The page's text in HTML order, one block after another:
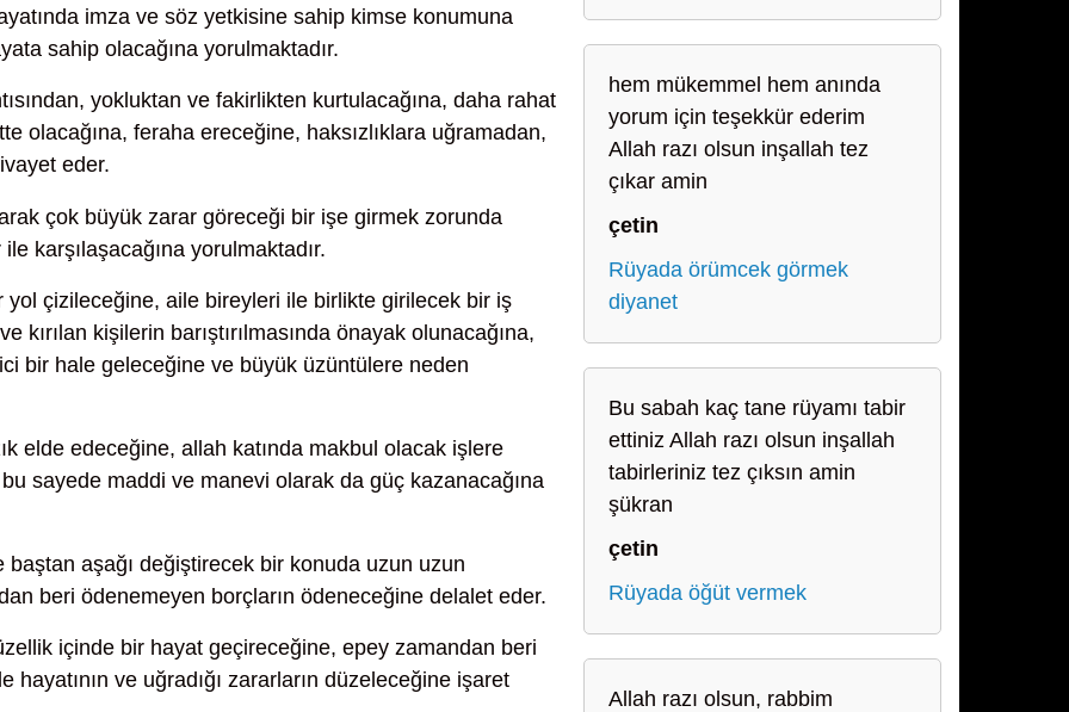
imza ve söz yetkisine sahip kimse konumuna
sahip olacağına yorulmaktadır.
yokluktan ve fakirlikten kurtulacağına, daha rahat
olacağına, feraha ereceğine, haksızlıklara uğramadan,
eder.
çok büyük zarar göreceği bir işe girmek zorunda
karşılaşacağına yorulmaktadır.
yol çizileceğine, aile bireyleri ile birlikte girilecek bir iş
kişilerin barıştırılmasında önayak olunacağına,
bir hale geleceğine ve büyük üzüntülere neden
elde edeceğine, allah katında makbul olacak işlere
sayede maddi ve manevi olarak da güç kazanacağına
baştan aşağı değiştirecek bir konuda uzun uzun
beri ödenemeyen borçların ödeneceğine delalet eder.
içinde bir hayat geçireceğine, epey zamandan beri
ve uğradığı zararların düzeleceğine işaret
hem mükemmel hem anında
yorum için teşekkür ederim
Allah razı olsun inşallah tez
çıkar amin
çetin
Rüyada örümcek görmek
diyanet
Bu sabah kaç tane rüyamı tabir
ettiniz Allah razı olsun inşallah
tabirleriniz tez çıksın amin
şükran
çetin
Rüyada öğüt vermek
Allah razı olsun, rabbim